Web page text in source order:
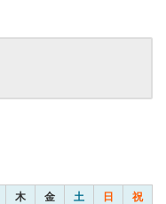
木 金 土 日 祝